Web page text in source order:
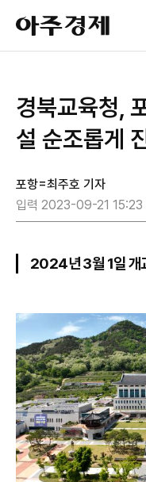
아
주
경
경북교육청,
설 순조롭게
포항=최주호 기자
입력 2023-09-21 15:23
2024년 3월 1일 개